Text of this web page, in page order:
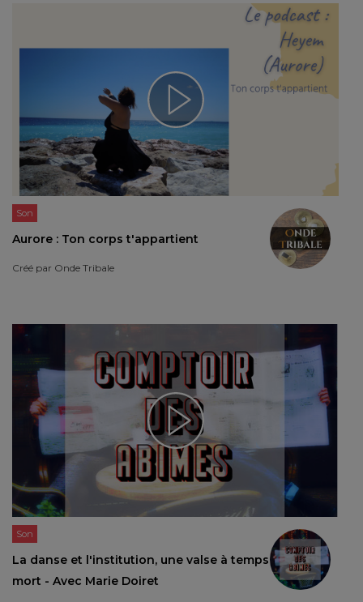
Son
Aurore : Ton corps t'appartient
Créé par Onde Tribale
Son
La danse et l'institution, une valse à temps
mort - Avec Marie Doiret